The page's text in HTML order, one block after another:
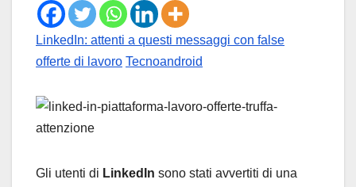
LinkedIn: attenti a questi messaggi con false
offerte di lavoro Tecnoandroid
Gli utenti di LinkedIn sono stati avvertiti di una